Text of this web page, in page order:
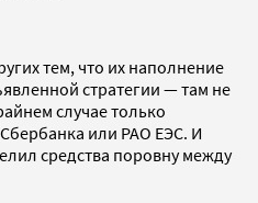
тем, что их наполнение
стратегии — там не
случае только
или РАО ЕЭС. И
средства поровну между